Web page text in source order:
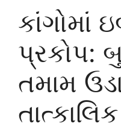
કાંગોમાં
પ્રકોપ:
તમામ